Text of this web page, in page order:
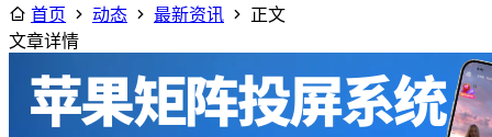
首页
动态 最新资讯
正文
文章详情